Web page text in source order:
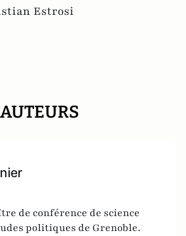
Estrosi
de conférence de science
politiques de Grenoble.